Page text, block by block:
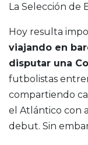
La Selección de
Hoy resulta
viajando en
disputar una
futbolistas
compartiendo
el Atlántico con
debut. Sin